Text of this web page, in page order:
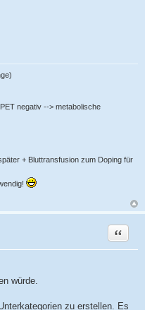
negativ --> metabolische
+ Bluttransfusion zum Doping für
Zitat
würde.
zu erstellen. Es